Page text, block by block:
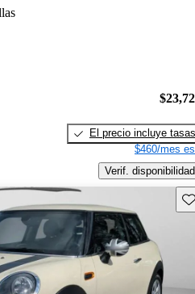
El precio incluye tasas
$460/mes
Verif. disponibilidad